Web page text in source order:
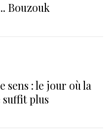
Bouzouk
sens : le jour où la
plus